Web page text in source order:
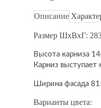
Описание
Размер ШхВхГ:
Высота карниза
Карниз
Ширина фасада
Варианты цвета: